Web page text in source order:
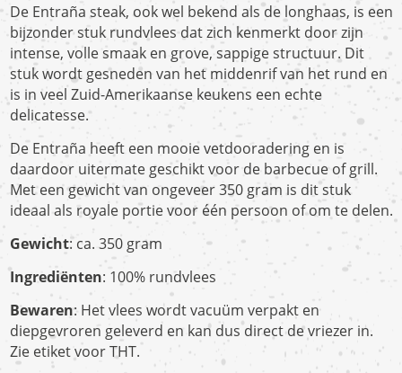
De Entraña steak, ook wel bekend als de longhaas, is een
bijzonder stuk rundvlees dat zich kenmerkt door zijn
intense, volle smaaken grove, sappige structuur. Dit
stuk wordt gesneden van het middenrif van het rund en
is in veel Zuid-Amerikaanse keukens een echte
delicatesse.
De Entraña heeft een mooie vetdooradering en is
daardoor uitermate geschikt voor de barbecue of grill.
Met een gewicht van ongeveer 350 gram is dit stuk
ideaal als royale portie voor één persoon of om te delen.
Gewicht: ca. 350 gram
Ingrediënten: 100% rundvlees
Bewaren: Het vlees wordt vacuüm verpakt en
diepgevroren geleverd en kan dus direct de vriezer in.
Zie etiket voor THT.